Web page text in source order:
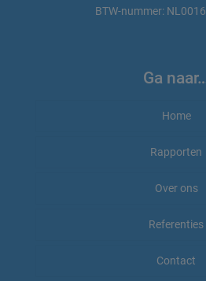
BTW-nummer:
Ga
Home
Rapporten
Rapporten
Beauty en
Rapport-
Wat is een beveiligd
Over ons
Voor de
Referenties
Contact